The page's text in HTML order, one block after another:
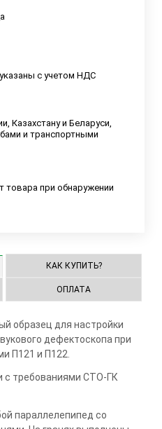
с учетом НДС
Казахстану и Беларуси,
и транспортными
товара при обнаружении
КАК КУПИТЬ?
ОПЛАТА
образец для настройки
дефектоскопа при
П121 и П122.
с требованиями СТО-ГК
параллелепипед со